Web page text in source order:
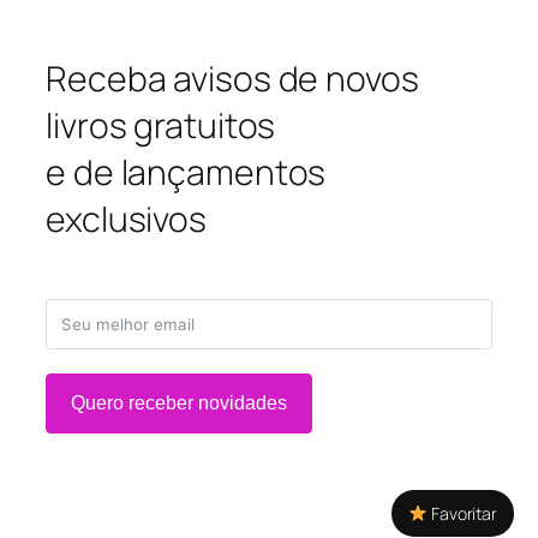
Receba avisos de novos
livros gratuitos
e de lançamentos
exclusivos
Quero receber novidades
Favoritar